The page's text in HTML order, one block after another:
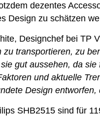
dezentes
Design zu schätzen
Designchef bei TP
zu transportieren, zu
gut aussehen, da
und aktuelle
Design
SHB2515 sind für